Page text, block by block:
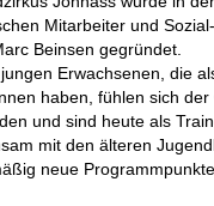
Mitarbeiter und
Beinsen gegründet.
Erwachsenen, die
haben, fühlen sich der
und sind heute als
mit den älteren
neue